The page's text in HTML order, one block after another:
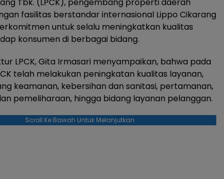
Tbk. (LPCK), pengembang properti daerah
fasilitas berstandar internasional Lippo Cikarang
untuk selalu meningkatkan kualitas
konsumen di berbagai bidang.
LPCK, Gita Irmasari menyampaikan, bahwa pada
telah melakukan peningkatan kualitas layanan,
keamanan, kebersihan dan sanitasi, pertamanan,
pemeliharaan, hingga bidang layanan pelanggan.
Scroll Ke Bawah Untuk Melanjutkan